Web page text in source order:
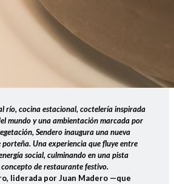
río, cocina estacional, coctelería inspirada
mundo y una ambientación marcada por
Sendero inaugura una nueva
Una experiencia que fluye entre
social, culminando en una pista
de restaurante festivo.
liderada por Juan Madero —que